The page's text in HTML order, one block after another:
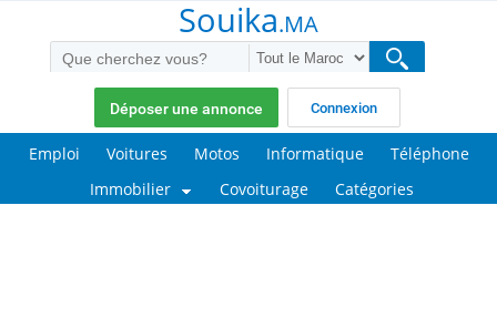
Souika.MA
Déposer une annonce Connexion
Emploi Voitures Motos Informatique
Téléphone
Immobilier
Covoiturage Catégories